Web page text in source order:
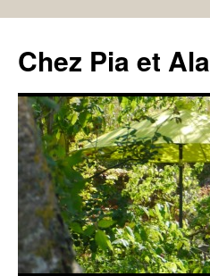
Chez Pia et